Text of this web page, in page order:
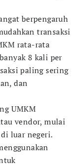
berpengaruh
transaksi
rata-rata
8 kali per
paling sering
dan
UMKM
vendor, mulai
luar negeri.